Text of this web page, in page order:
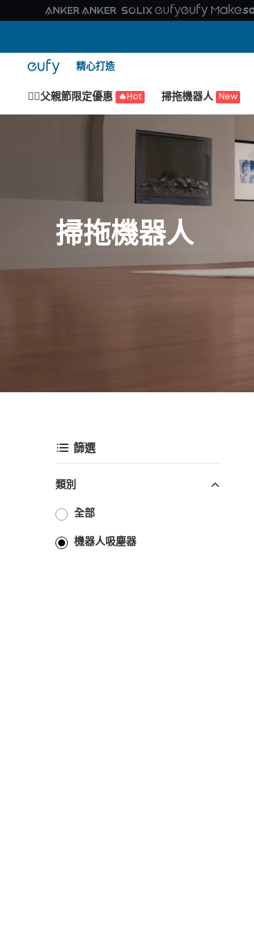
精心打造
🙆‍♂️父親節限定優惠 🔥Hot 掃拖機器人 New
掃拖機器人
篩選
類別
全部
機器人吸塵器